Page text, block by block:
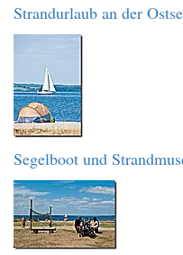
Strandurlaub an der
Segelboot und